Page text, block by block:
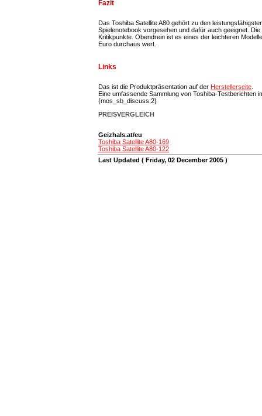
Fazit
Das Toshiba Satellite A80 gehört zu den
Spielenotebook vorgesehen und dafür auch geeignet.
Kritikpunkte. Obendrein ist es eines der leichteren
Euro durchaus wert.
Links
Das ist die Produktpräsentation auf der Herstellerseite
Eine umfassende Sammlung von Toshiba-Testberichten
{mos_sb_discuss:2}
PREISVERGLEICH
Geizhals.at/eu
Toshiba Satellite A80-169
Toshiba Satellite A80-122
Last Updated ( Friday, 02 December 2005 )